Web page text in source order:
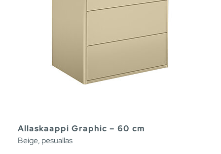
Allaskaappi Graphic – 60 cm
Beige, pesuallas